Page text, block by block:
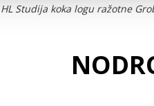
HL Studija koka logu ražotne